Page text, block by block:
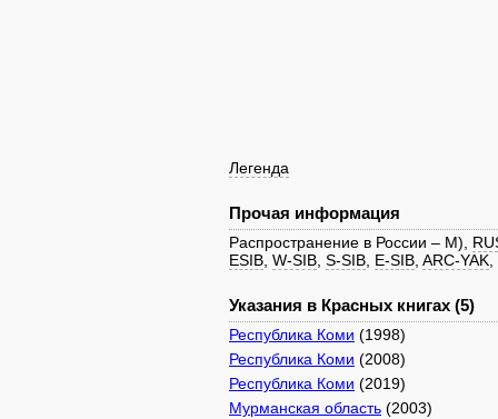
Легенда
Прочая информация
Распространение в России – M),
ESIB W-SIB S-SIB E-SIB ARC-YAK
Указания в Красных книгах (5)
Республика Коми (1998)
Республика Коми (2008)
Республика Коми (2019)
Мурманская область (2003)